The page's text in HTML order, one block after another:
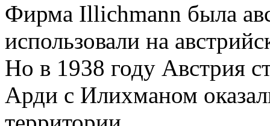
Фирма Illichmann была
использовали на
Но в 1938 году Австрия
Арди с Илихманом